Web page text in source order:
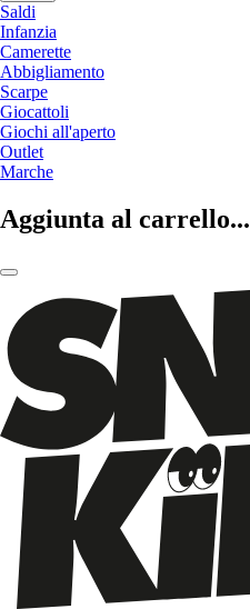
Saldi
Infanzia
Camerette
Abbigliamento
Scarpe
Giocattoli
Giochi all'aperto
Outlet
Marche
Aggiunta al carrello...